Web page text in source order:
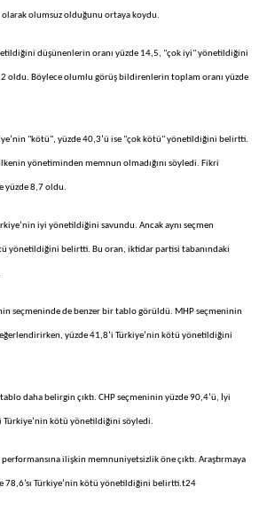
olarak olumsuz olduğunu ortaya koydu.
düşünenlerin oranı yüzde 14,5, "çok iyi" yönetildiğini
oldu. Böylece olumlu görüş bildirenlerin toplam oranı yüzde
"kötü", yüzde 40,3’ü ise "çok kötü" yönetildiğini belirtti.
yönetiminden memnun olmadığını söyledi. Fikri
yüzde 8,7 oldu.
iyi yönetildiğini savundu. Ancak aynı seçmen
yönetildiğini belirtti. Bu oran, iktidar partisi tabanındaki
seçmeninde de benzer bir tablo görüldü. MHP seçmeninin
yüzde 41,8’i Türkiye’nin kötü yönetildiğini
daha belirgin çıktı. CHP seçmeninin yüzde 90,4’ü, İyi
Türkiye’nin kötü yönetildiğini söyledi.
ilişkin memnuniyetsizlik öne çıktı. Araştırmaya
78,6’sı Türkiye’nin kötü yönetildiğini belirtti.t24